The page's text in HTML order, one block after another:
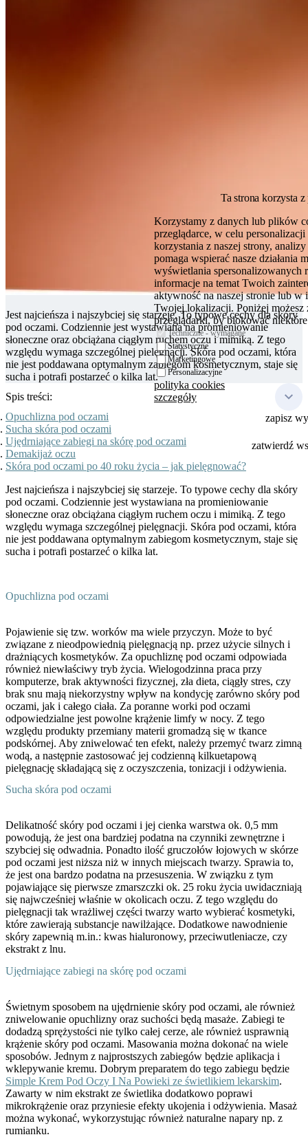
Jest najcieńsza i najszybciej się starzeje. To typowe cechy dla skóry
pod oczami. Codziennie jest wystawiana na promieniowanie
słoneczne oraz obciążana ciągłym ruchem oczu i mimiką. Z tego
względu wymaga szczególnej pielęgnacji. Skóra pod oczami, która
nie jest poddawana optymalnym zabiegom kosmetycznym, staje się
sucha i potrafi postarzeć o kilka lat.
Spis treści:
Opuchlizna pod oczami
Sucha skóra pod oczami
Ujędrniające zabiegi na skórę pod oczami
Demakijaż oczu
Skóra pod oczami po 40 roku życia – jak pielęgnować?
Jest najcieńsza i najszybciej się starzeje. To typowe cechy dla skóry
pod oczami. Codziennie jest wystawiana na promieniowanie
słoneczne oraz obciążana ciągłym ruchem oczu i mimiką. Z tego
względu wymaga szczególnej pielęgnacji. Skóra pod oczami, która
nie jest poddawana optymalnym zabiegom kosmetycznym, staje się
sucha i potrafi postarzeć o kilka lat.
Opuchlizna pod oczami
Pojawienie się tzw. worków ma wiele przyczyn. Może to być
związane z nieodpowiednią pielęgnacją np. przez użycie silnych i
drażniących kosmetyków. Za opuchliznę pod oczami odpowiada
również niewłaściwy tryb życia. Wielogodzinna praca przy
komputerze, brak aktywności fizycznej, zła dieta, ciągły stres, czy
brak snu mają niekorzystny wpływ na kondycję zarówno skóry pod
oczami, jak i całego ciała. Za poranne worki pod oczami
odpowiedzialne jest powolne krążenie limfy w nocy. Z tego
względu produkty przemiany materii gromadzą się w tkance
podskórnej. Aby zniwelować ten efekt, należy przemyć twarz zimną
wodą, a następnie zastosować jej codzienną kilkuetapową
pielęgnację składającą się z oczyszczenia, tonizacji i odżywienia.
Sucha skóra pod oczami
Delikatność skóry pod oczami i jej cienka warstwa ok. 0,5 mm
powodują, że jest ona bardziej podatna na czynniki zewnętrzne i
szybciej się odwadnia. Ponadto ilość gruczołów łojowych w skórze
pod oczami jest niższa niż w innych miejscach twarzy. Sprawia to,
że jest ona bardzo podatna na przesuszenia. W związku z tym
pojawiające się pierwsze zmarszczki ok. 25 roku życia uwidaczniają
się najwcześniej właśnie w okolicach oczu. Z tego względu do
pielęgnacji tak wrażliwej części twarzy warto wybierać kosmetyki,
które zawierają substancje nawilżające. Dodatkowe nawodnienie
skóry zapewnią m.in.: kwas hialuronowy, przeciwutleniacze, czy
ekstrakt z lnu.
Ujędrniające zabiegi na skórę pod oczami
Świetnym sposobem na ujędrnienie skóry pod oczami, ale również
zniwelowanie opuchlizny oraz suchości będą masaże. Zabiegi te
dodadzą sprężystości nie tylko całej cerze, ale również usprawnią
krążenie skóry pod oczami. Masowania można dokonać na wiele
sposobów. Jednym z najprostszych zabiegów będzie aplikacja i
wklepywanie kremu. Dobrym preparatem do tego zabiegu będzie
Simple Krem Pod Oczy I Na Powieki ze świetlikiem lekarskim.
Zawarty w nim ekstrakt ze świetlika dodatkowo poprawi
mikrokrążenie oraz przyniesie efekty ukojenia i odżywienia. Masaż
można wykonać, wykorzystując również naturalne napary np. z
rumianku.
Ta strona korzysta
Korzystamy z danych lub plików
przeglądarce, w celu
korzystania z naszej strony,
pomaga wspierać nasze działania
wyświetlania spersonalizowanych
informacje na temat Twoich
aktywność na naszej stronie lub
Twojej lokalizacji. Poniżej możesz
przeglądarki, by blokować
Techniczne - wymagane
Statystyczne
Marketingowe
Personalizacyjne
polityka cookies
szczegóły
zapisz
zatwierdź